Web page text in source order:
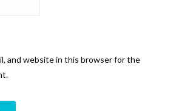
and website in this browser for the